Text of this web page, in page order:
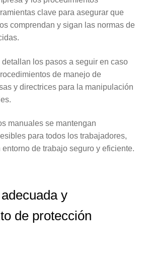
clave para asegurar que
comprendan y sigan las normas de
detallan los pasos a seguir en caso
de manejo de
y directrices para la manipulación
manuales se mantengan
para todos los trabajadores,
de trabajo seguro y eficiente.
y
de protección